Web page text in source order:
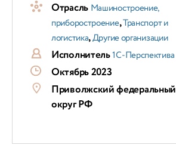
Отрасль Машиностроение,
приборостроение,Транспорт и
логистика,Другие организации
Исполнитель1С-Перспектива
Октябрь 2023
Приволжский федеральный
округ РФ